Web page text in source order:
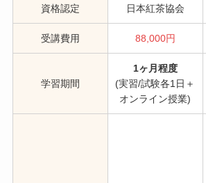
資格認定 日本紅茶協会
受講費用 88,000円
学習期間
1ヶ月程度
(実習/試験各1日＋
オンライン授業)